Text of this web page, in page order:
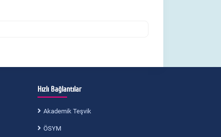
Hızlı Bağlantılar
Akademik Teşvik
ÖSYM